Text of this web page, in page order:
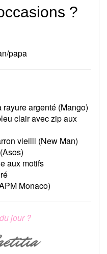
?
papa
argenté (Mango)
clair avec zip aux
vieilli (New Man)
aux motifs
Monaco)
jour ?